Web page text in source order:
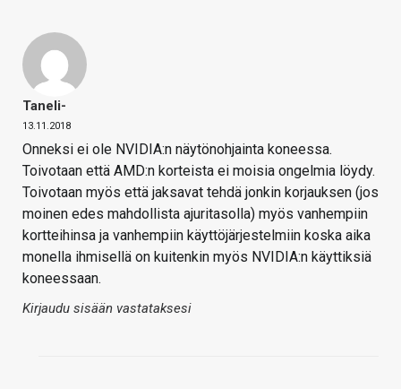
Taneli-
13.11.2018
Onneksi ei ole NVIDIA:n näytönohjainta koneessa.
Toivotaan että AMD:n korteista ei moisia ongelmia löydy.
Toivotaan myös että jaksavat tehdä jonkin korjauksen (jos
moinen edes mahdollista ajuritasolla) myös vanhempiin
kortteihinsa ja vanhempiin käyttöjärjestelmiin koska aika
monella ihmisellä on kuitenkin myös NVIDIA:n käyttiksiä
koneessaan.
Kirjaudu sisään vastataksesi